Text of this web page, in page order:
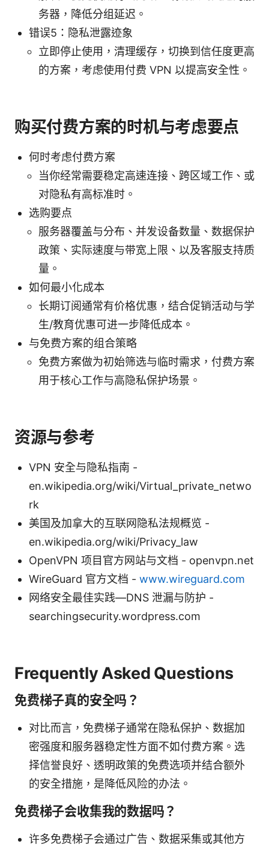
务器，降低分组延迟。
错误5：隐私泄露迹象
立即停止使用，清理缓存，切换到信任度更高
的方案，考虑使用付费 VPN 以提高安全性。
购买付费方案的时机与考虑要点
何时考虑付费方案
当你经常需要稳定高速连接、跨区域工作、或
对隐私有高标准时。
选购要点
服务器覆盖与分布、并发设备数量、数据保护
政策、实际速度与带宽上限、以及客服支持质
量。
如何最小化成本
长期订阅通常有价格优惠，结合促销活动与学
生/教育优惠可进一步降低成本。
与免费方案的组合策略
免费方案做为初始筛选与临时需求，付费方案
用于核心工作与高隐私保护场景。
资源与参考
VPN 安全与隐私指南 -
en.wikipedia.org/wiki/Virtual_private_netwo
rk
美国及加拿大的互联网隐私法规概览 -
en.wikipedia.org/wiki/Privacy_law
OpenVPN 项目官方网站与文档 - openvpn.net
WireGuard 官方文档 - www.wireguard.com
网络安全最佳实践—DNS 泄漏与防护 -
searchingsecurity.wordpress.com
Frequently Asked Questions
免费梯子真的安全吗？
对比而言，免费梯子通常在隐私保护、数据加
密强度和服务器稳定性方面不如付费方案。选
择信誉良好、透明政策的免费选项并结合额外
的安全措施，是降低风险的办法。
免费梯子会收集我的数据吗？
许多免费梯子会通过广告、数据采集或其他方